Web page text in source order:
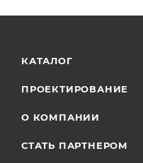
КАТАЛОГ
ПРОЕКТИРОВАНИЕ
О КОМПАНИИ
СТАТЬ ПАРТНЕРОМ